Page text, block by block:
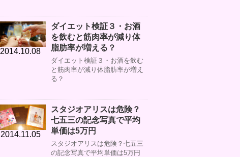
2014.10.08
ダイエット検証３・お酒
を飲むと筋肉率が減り体
脂肪率が増える？
ダイエット検証３・お酒を飲む
と筋肉率が減り体脂肪率が増え
る？
2014.11.05
スタジオアリスは危険？
七五三の記念写真で平均
単価は5万円
スタジオアリスは危険？七五三
の記念写真で平均単価は5万円